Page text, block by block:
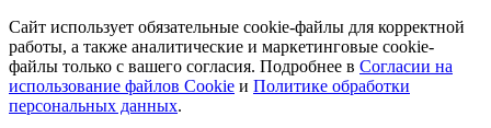
Сайт использует обязательные cookie-файлы для корректной
работы, а также аналитические и маркетинговые cookie-
файлы только с вашего согласия. Подробнее в Согласии на
использование файлов Cookie и Политике обработки
персональных данных.